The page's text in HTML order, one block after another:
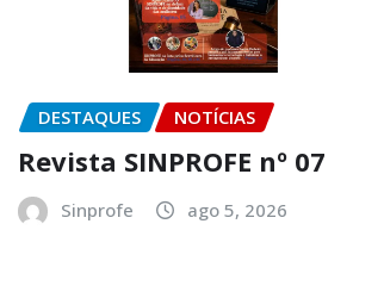
DESTAQUES NOTÍCIAS
Revista SINPROFE nº 07
Sinprofe ago 5, 2026